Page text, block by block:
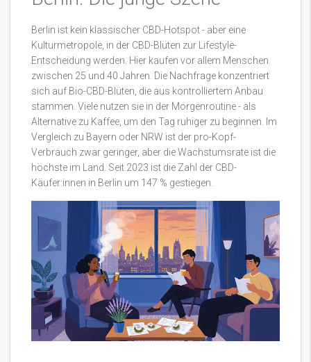
Berlin ist kein klassischer CBD-Hotspot - aber eine
Kulturmetropole, in der CBD-Blüten zur Lifestyle-
Entscheidung werden. Hier kaufen vor allem Menschen
zwischen 25 und 40 Jahren. Die Nachfrage konzentriert
sich auf Bio-CBD-Blüten, die aus kontrolliertem Anbau
stammen. Viele nutzen sie in der Morgenroutine - als
Alternative zu Kaffee, um den Tag ruhiger zu beginnen. Im
Vergleich zu Bayern oder NRW ist der pro-Kopf-
Verbrauch zwar geringer, aber die Wachstumsrate ist die
höchste im Land. Seit 2023 ist die Zahl der CBD-
Käufer:innen in Berlin um 147 % gestiegen.